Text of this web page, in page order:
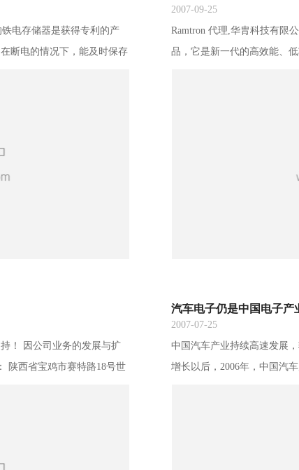
电存储器是获得专利的产
断电的情况下，能及时保存
2007-09-25
Ramtron 代理,华胄科技有限
品，它是新一代的高效能、
！ 因公司业务的发展与扩
陕西省宝鸡市赛特路18号世
汽车电子仍是中国电子产
2007-07-25
中国汽车产业持续高速发展
增长以后，2006年，中国汽